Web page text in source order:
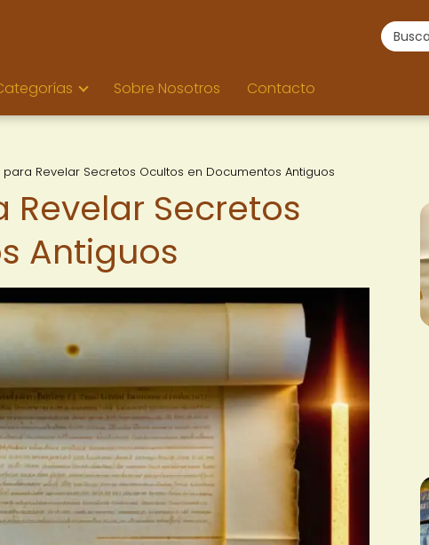
Sobre Nosotros Contacto
Revelar Secretos Ocultos en Documentos Antiguos
Secretos
Antiguos